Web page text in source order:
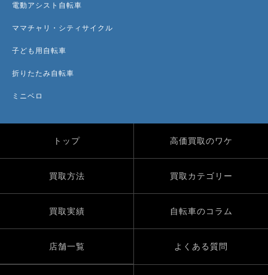
電動アシスト自転車
ママチャリ・シティサイクル
子ども用自転車
折りたたみ自転車
ミニベロ
トップ 高価買取のワケ
買取方法 買取カテゴリー
買取実績 自転車のコラム
店舗一覧 よくある質問